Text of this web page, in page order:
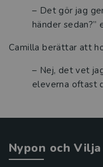
– Det gör jag
händer sedan?”
Camilla berättar att
– Nej, det vet
eleverna oftast
Nypon och Vilja